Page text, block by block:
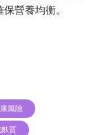
營養均衡。
風險
麩質